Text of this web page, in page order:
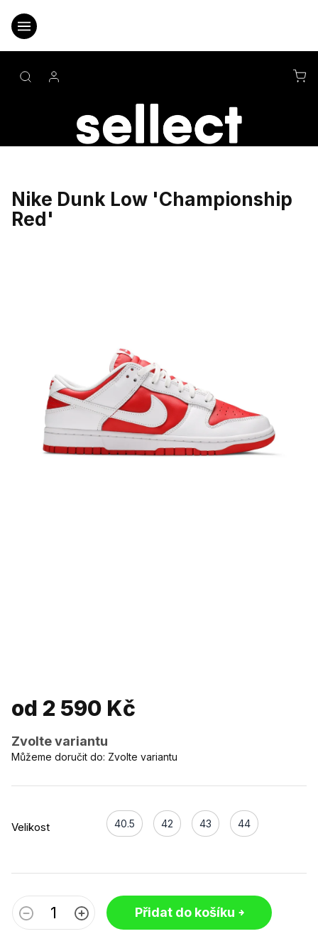
obsah
Nike Dunk Low 'Championship
Red'
od 2 590 Kč
Zvolte variantu
Velikost 40.5 42 43 44
Můžeme doručit do: Zvolte variantu
Přidat do košíku